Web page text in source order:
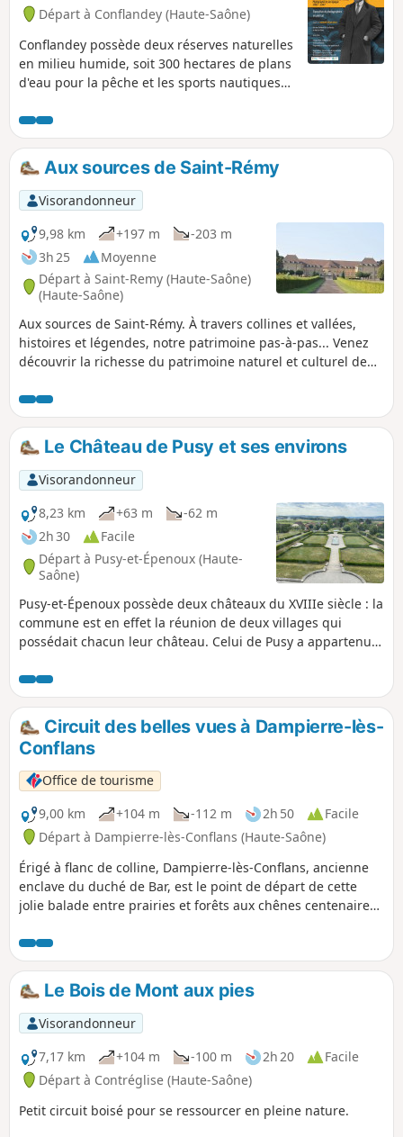
Départ à Conflandey (Haute-Saône)
Conflandey possède deux réserves naturelles
en milieu humide, soit 300 hectares de plans
d'eau pour la pêche et les sports nautiques
protection de chauves-souris.
Aux sources de Saint-Rémy
Visorandonneur
9,98 km
+197 m
-203 m
3h 25
Moyenne
Départ à Saint-Remy (Haute-Saône)
(Haute-Saône)
Aux sources de Saint-Rémy. À travers collines et vallées,
histoires et légendes, notre patrimoine pas-à-pas... Venez
découvrir la richesse du patrimoine naturel et culturel de
panneaux vous permettront d'en apprendre davantage sur
la préservation et la sauvegarde de notre environnement
ainsi que sur notre histoire.
Le Château de Pusy et ses environs
Visorandonneur
8,23 km
+63 m
-62 m
2h 30
Facile
Départ à Pusy-et-Épenoux (Haute-
Saône)
Pusy-et-Épenoux possède deux châteaux du XVIIIe siècle : la
commune est en effet la réunion de deux villages qui
possédait chacun leur château. Celui de Pusy a appartenu à
aujourd'hui les locaux de la mairie. Le château est entouré
d'un parc à la française qui se visite librement et dont les
plans d'eau sont ornés de sculptures d'animaux réalisées
par Pascal Coupot.
Circuit des belles vues à Dampierre-lès-
Conflans
Office de tourisme
9,00 km
+104 m -112 m 2h 50
Facile
Départ à Dampierre-lès-Conflans (Haute-Saône)
Érigé à flanc de colline, Dampierre-lès-Conflans, ancienne
enclave du duché de Bar, est le point de départ de cette
jolie balade entre prairies et forêts aux chênes centenaires.
patrimoine historique et architectural remarquable et
s’achèvera par un magnifique panorama sur le piémont et
le massif vosgien. En fin de parcours, possibilité de
prolonger l’itinéraire pour rejoindre la superbe Fontaine du
bois.
Le Bois de Mont aux pies
Visorandonneur
7,17 km
+104 m -100 m 2h 20
Facile
Départ à Contréglise (Haute-Saône)
Petit circuit boisé pour se ressourcer en pleine nature.